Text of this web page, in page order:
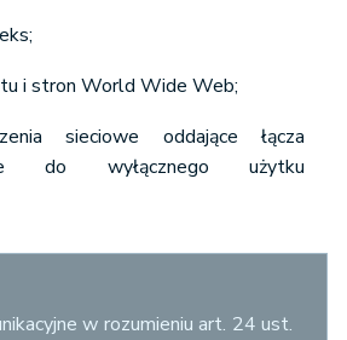
i stron World Wide Web;
sieciowe oddające łącza
do wyłącznego użytku
w rozumieniu art. 24 ust.